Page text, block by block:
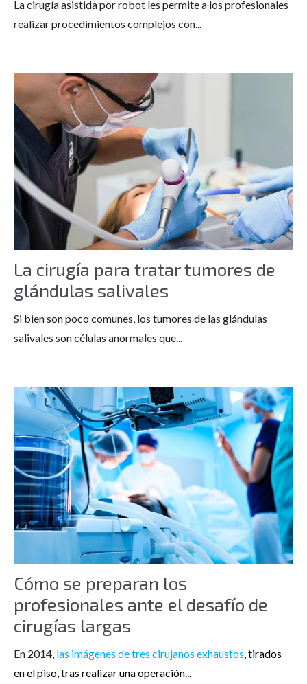
La cirugía asistida por robot les permitea los profesionales
realizar procedimientos complejos con...
La cirugía para tratar tumores de
glándulas salivales
Si bien son poco comunes, los tumores de las glándulas
salivales son células anormales que...
Cómo se preparan los
profesionales ante el desafío de
cirugías largas
En 2014, las imágenes de tres cirujanos exhaustos, tirados
en el piso, tras realizar una operación...